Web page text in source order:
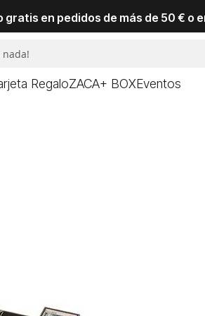
gratis en pedidos de más de 50 € o
RegaloZACA+ BOXEventos